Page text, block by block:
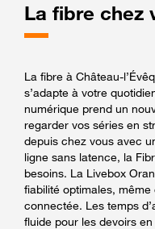
La fibre chez
La fibre à Château-
s’adapte à votre
numérique prend un
regarder vos séries en
depuis chez vous avec
ligne sans latence, la
besoins. La Livebox
fiabilité optimales,
connectée. Les temps
fluide pour les devoirs